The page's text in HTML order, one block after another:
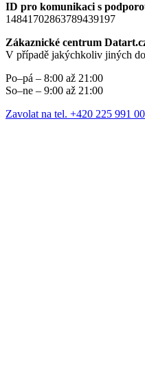
ID pro komunikaci s
14841702863789439197
Zákaznické centrum
V případě jakýchkoliv jiných
Po–pá – 8:00 až 21:00
So–ne – 9:00 až 21:00
Zavolat na tel. +420 225 991